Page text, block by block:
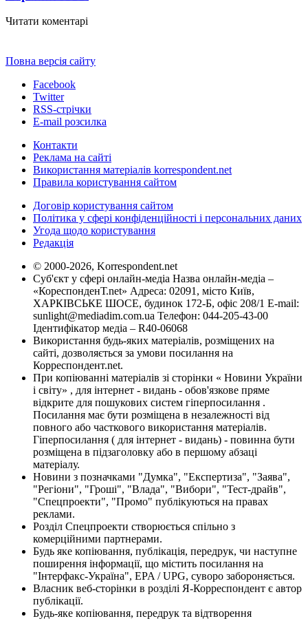
Читати коментарі
Повна версія сайту
Facebook
Twitter
RSS-стрічки
E-mail розсилка
Контакти
Реклама на сайті
Використання матеріалів korrespondent.net
Правила користування сайтом
Договір користування сайтом
Політика у сфері конфіденційності і персональних даних
Угода щодо користування
Редакція
© 2000-2026, Korrespondent.net
Суб'єкт у сфері онлайн-медіа Назва онлайн-медіа –
«КореспонденТ.net» Адреса: 02091, місто Київ,
ХАРКІВСЬКЕ ШОСЕ, будинок 172-Б, офіс 208/1 E-mail:
sunlight@mediadim.com.ua Телефон: 044-205-43-00
Ідентифікатор медіа – R40-06068
Використання будь-яких матеріалів, розміщених на
сайті, дозволяється за умови посилання на
Корреспондент.net.
При копіюванні матеріалів зі сторінки « Новини України
і світу» , для інтернет - видань - обов'язкове пряме
відкрите для пошукових систем гіперпосилання .
Посилання має бути розміщена в незалежності від
повного або часткового використання матеріалів.
Гіперпосилання ( для інтернет - видань) - повинна бути
розміщена в підзаголовку або в першому абзаці
матеріалу.
Новини з позначками "Думка", "Експертиза", "Заява",
"Регіони", "Гроші", "Влада", "Вибори", "Тест-драйв",
"Спецпроекти", "Промо" публікуються на правах
реклами.
Розділ Спецпроекти створюється спільно з
комерційними партнерами.
Будь яке копіювання, публікація, передрук, чи наступне
поширення інформації, що містить посилання на
"Інтерфакс-Україна", EPA / UPG, суворо забороняється.
Власник веб-сторінки в розділі Я-Корреспондент є автор
публікації.
Будь-яке копіювання, передрук та відтворення